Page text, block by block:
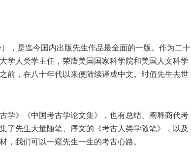
，是迄今国内出版先生作品最全面的一版。作为二十
学人类学主任，荣膺美国国家科学院和美国人文科学
前，在八十年代以来便陆续译成中文。时值先生去世
学》《中国考古学论文集》，也有总结、阐释商代考
了先生大量随笔、序文的《考古人类学随笔》，以及
，我们可以一窥先生一生的考古心路。